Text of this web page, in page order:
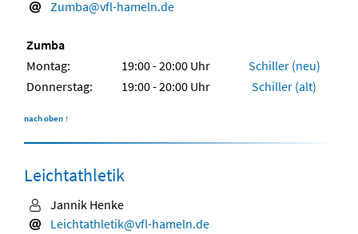
Zumba@vfl-hameln.de
Zumba
Montag:
19:00 - 20:00 Uhr
Schiller (neu)
Donnerstag:
19:00 - 20:00 Uhr Schiller (alt)
nach oben ↑
Leichtathletik
Jannik Henke
Leichtathletik@vfl-hameln.de